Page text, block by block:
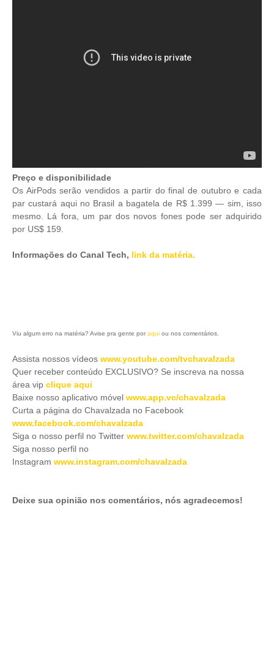
Preço e disponibilidade
Os AirPods serão vendidos a partir do final de outubro e cada
par custará aqui no Brasil a bagatela de R$ 1.399 — sim, isso
mesmo. Lá fora, um par dos novos fones pode ser adquirido
por US$ 159.
Informações do Canal Tech, link da matéria.
Viu algum erro na matéria? Avise pra gente por aqui ou nos comentários.
Assista nossos vídeos www.youtube.com/tvchavalzada
Quer receber conteúdo EXCLUSIVO? Se inscreva na nossa
área vip clique aqui
Baixe nosso aplicativo móvel www.app.vc/chavalzada
Curta a página do Chavalzada no Facebook
www.facebook.com/chavalzada
Siga o nosso perfil no Twitter www.twitter.com/chavalzada
Siga nosso perfil no
Instagram www.instagram.com/chavalzada
Deixe sua opinião nos comentários, nós agradecemos!